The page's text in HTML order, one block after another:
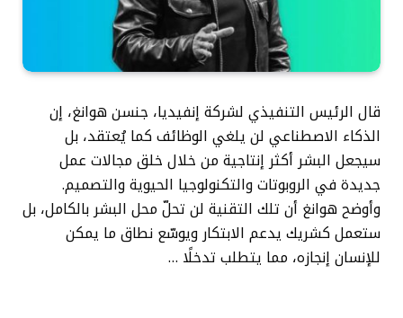
قال الرئيس التنفيذي لشركة إنفيديا، جنسن هوانغ، إن
الذكاء الاصطناعي لن يلغي الوظائف كما يُعتقد، بل
سيجعل البشر أكثر إنتاجية من خلال خلق مجالات عمل
جديدة في الروبوتات والتكنولوجيا الحيوية والتصميم.
وأوضح هوانغ أن تلك التقنية لن تحلّ محل البشر بالكامل، بل
ستعمل كشريك يدعم الابتكار ويوسّع نطاق ما يمكن
للإنسان إنجازه، مما يتطلب تدخلًا …